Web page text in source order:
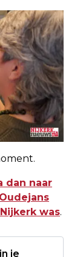
dan naar
was.
je